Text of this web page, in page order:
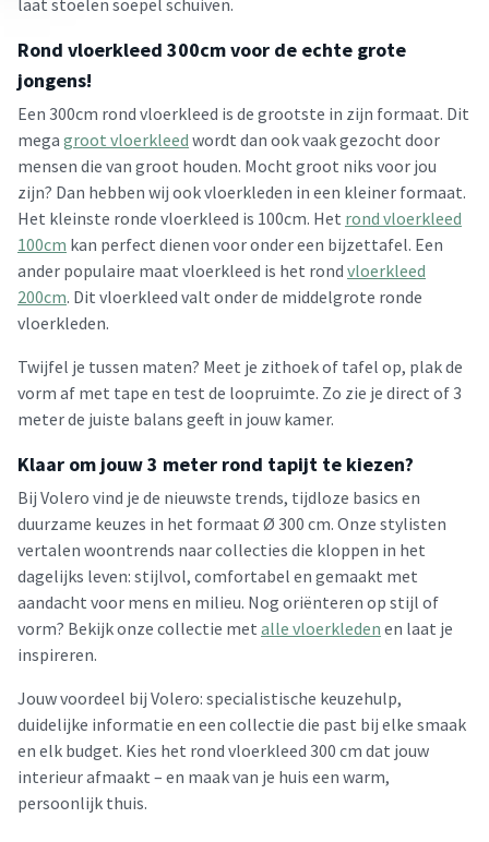
laat stoelen soepel schuiven.
Rond vloerkleed 300cm voor de echte grote
jongens!
Een 300cm rond vloerkleed is de grootste in zijn formaat. Dit
mega groot vloerkleed wordt dan ook vaak gezocht door
mensen die van groot houden. Mocht groot niks voor jou
zijn? Dan hebben wij ook vloerkleden in een kleiner formaat.
Het kleinste ronde vloerkleed is 100cm. Het rond vloerkleed
100cm kan perfect dienen voor onder een bijzettafel. Een
ander populaire maat vloerkleed is het rond vloerkleed
200cm. Dit vloerkleed valt onder de middelgrote ronde
vloerkleden.
Twijfel je tussen maten? Meet je zithoek of tafel op, plak de
vorm af met tape en test de loopruimte. Zo zie je direct of 3
meter de juiste balans geeft in jouw kamer.
Klaar om jouw 3 meter rond tapijt te kiezen?
Bij Volero vind je de nieuwste trends, tijdloze basics en
duurzame keuzes in het formaat Ø 300 cm. Onze stylisten
vertalen woontrends naar collecties die kloppen in het
dagelijks leven: stijlvol, comfortabel en gemaakt met
aandacht voor mens en milieu. Nog oriënteren op stijl of
vorm? Bekijk onze collectie met alle vloerkleden en laat je
inspireren.
Jouw voordeel bij Volero: specialistische keuzehulp,
duidelijke informatie en een collectie die past bij elke smaak
en elk budget. Kies het rond vloerkleed 300 cm dat jouw
interieur afmaakt – en maak van je huis een warm,
persoonlijk thuis.